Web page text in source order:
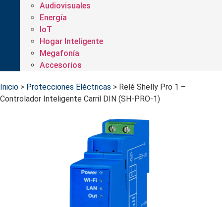
Audiovisuales
Energía
IoT
Hogar Inteligente
Megafonía
Accesorios
Inicio > Protecciones Eléctricas > Relé Shelly Pro 1 –
Controlador Inteligente Carril DIN (SH-PRO-1)